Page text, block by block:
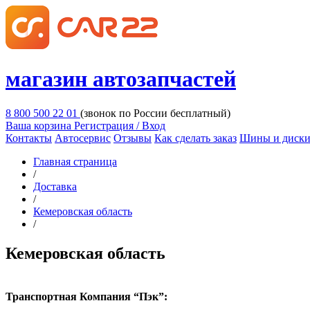
магазин автозапчастей
8 800 500 22 01 (звонок по России бесплатный)
Ваша корзина Регистрация / Вход
Контакты Автосервис Отзывы Как сделать заказ Шины и диски
Главная страница
/
Доставка
/
Кемеровская область
/
Кемеровская область
Транспортная Компания “Пэк”: